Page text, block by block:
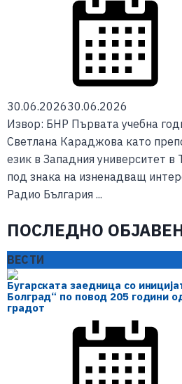
30.06.202630.06.2026
Извор: БНР Първата учебна
Светлана Караджова като
език в Западния университет
под знака на изненадващ
Радио България ...
ПОСЛЕДНО
ВЕСТИ
Бугарската заедница со
Болград“ по повод 205 години
градот